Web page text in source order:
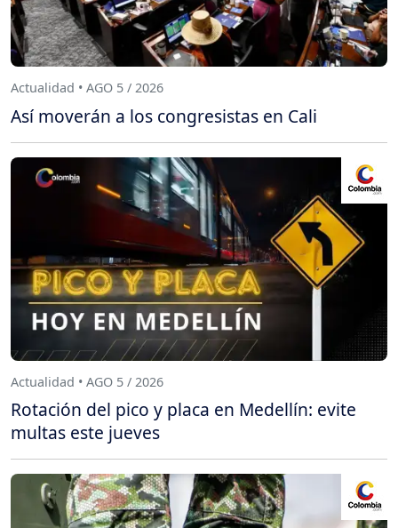
Actualidad • AGO 5 / 2026
Así moverán a los congresistas en Cali
Actualidad • AGO 5 / 2026
Rotación del pico y placa en Medellín: evite
multas este jueves